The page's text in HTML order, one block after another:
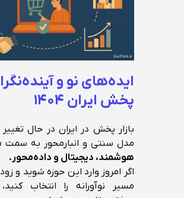
ایده‌های نو و
پخش ایران ۱۴۰۴
بازار پخش در ایران در حال
مدل سنتی و انبارمحور به سمت
هوشمند، دیجیتال و داده‌محور.
اگر امروز وارد این حوزه شوید و
مسیر نوآورانه را انتخاب